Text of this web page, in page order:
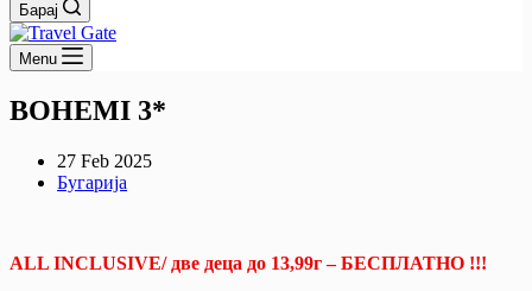
Барај
Menu
BOHEMI 3*
27 Feb 2025
Бугарија
ALL INCLUSIVE/ две деца до 13,99г – БЕСПЛАТНО !!!